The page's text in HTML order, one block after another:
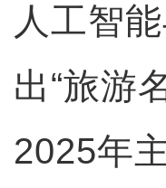
人工智
出“旅游
2025年